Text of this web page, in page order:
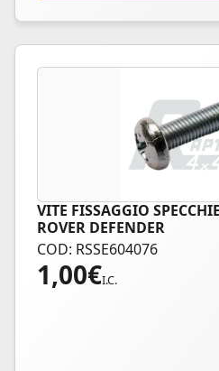
VITE FISSAGGIO
ROVER DEFENDER
COD: RSSE604076
1,00€I.C.